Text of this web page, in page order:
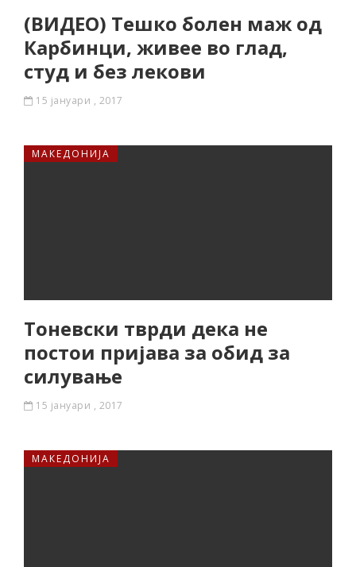
(ВИДЕО) Тешко болен маж од
Карбинци, живее во глад,
студ и без лекови
15 јануари , 2017
МАКЕДОНИЈА
Тоневски тврди дека не
постои пријава за обид за
силување
15 јануари , 2017
МАКЕДОНИЈА